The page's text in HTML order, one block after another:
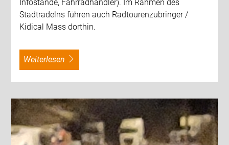
Infostände, Fahrradhändler). Im Rahmen des
Stadtradelns führen auch Radtourenzubringer /
Kidical Mass dorthin.
weiterlesen